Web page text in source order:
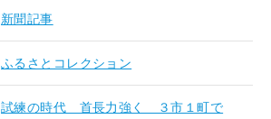
新聞記事
ふるさとコレクション
試練の時代 首長力強く ３市１町で